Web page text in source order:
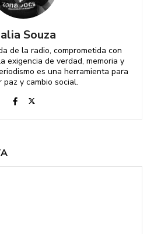
Souza
de la radio, comprometida con
exigencia de verdad, memoria y
es una herramienta para
paz y cambio social.